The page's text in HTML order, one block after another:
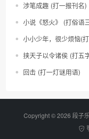
涉笔成趣 (打一报刊名)
小说《怒火》 (打俗语
小小少年，很少烦恼(
挟天子以令诸侯 (打五
回击 (打一灯谜用语)
Copyright © 2026 段子